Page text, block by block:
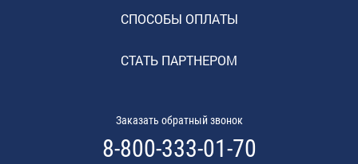
СПОСОБЫ ОПЛАТЫ
СТАТЬ ПАРТНЕРОМ
Заказать обратный звонок
8-800-333-01-70